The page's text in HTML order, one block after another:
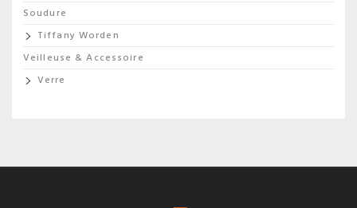
Soudure
Tiffany Worden
Veilleuse & Accessoire
Verre